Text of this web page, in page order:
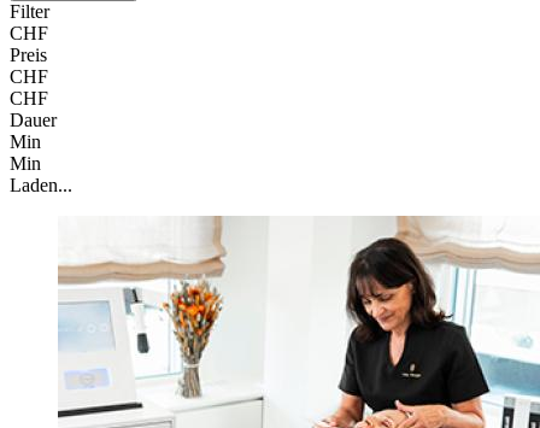
Filter
CHF
Preis
CHF
CHF
Dauer
Min
Min
Laden...